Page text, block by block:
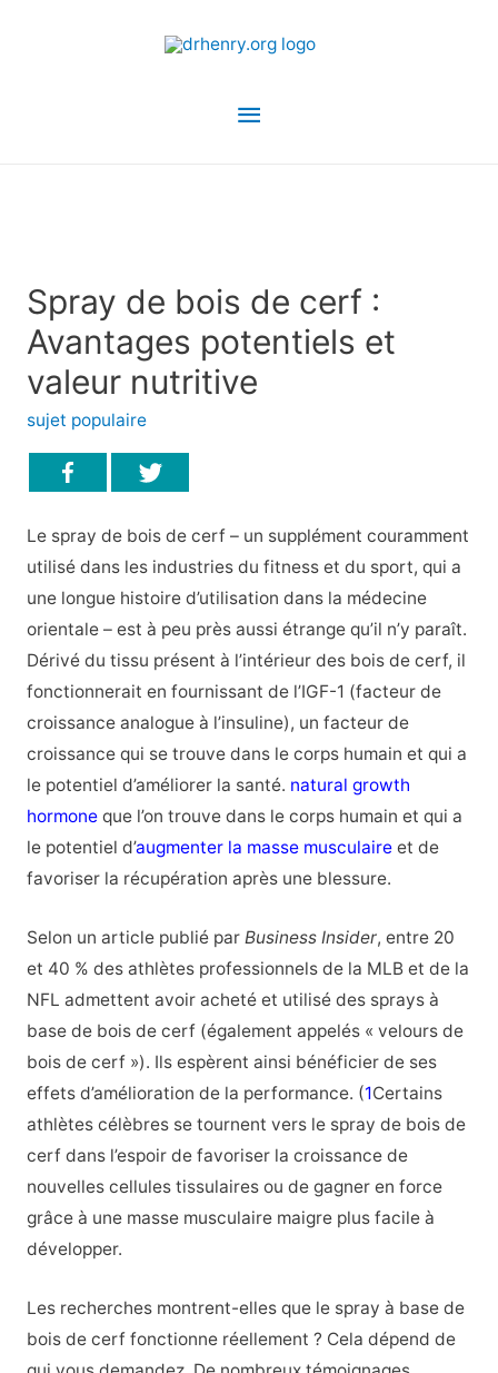
Menu
Spray de bois de cerf :
Avantages potentiels et
valeur nutritive
sujet populaire
Le spray de bois de cerf – un supplément couramment
utilisé dans les industries du fitness et du sport, qui a
une longue histoire d’utilisation dans la médecine
orientale – est à peu près aussi étrange qu’il n’y paraît.
Dérivé du tissu présent à l’intérieur des bois de cerf, il
fonctionnerait en fournissant de l’IGF-1 (facteur de
croissance analogue à l’insuline), un facteur de
croissance qui se trouve dans le corps humain et qui a
le potentiel d’améliorer la santé. natural growth
hormoneque l’on trouve dans le corps humain et qui a
le potentiel d’augmenter la masse musculaireet de
favoriser la récupération après une blessure.
Selon un article publié par Business Insider, entre 20
et 40 % des athlètes professionnels de la MLB et de la
NFL admettent avoir acheté et utilisé des sprays à
base de bois de cerf (également appelés « velours de
bois de cerf »). Ils espèrent ainsi bénéficier de ses
effets d’amélioration de la performance. (1Certains
athlètes célèbres se tournent vers le spray de bois de
cerf dans l’espoir de favoriser la croissance de
nouvelles cellules tissulaires ou de gagner en force
grâce à une masse musculaire maigre plus facile à
développer.
Les recherches montrent-elles que le spray à base de
bois de cerf fonctionne réellement ? Cela dépend de